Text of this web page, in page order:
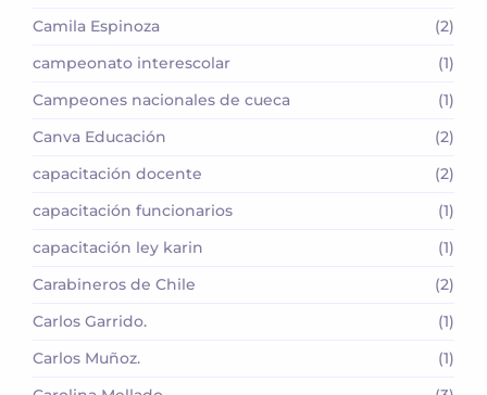
Camila Espinoza
(2)
campeonato interescolar
(1)
Campeones nacionales de cueca
(1)
Canva Educación
(2)
capacitación docente
(2)
capacitación funcionarios
(1)
capacitación ley karin
(1)
Carabineros de Chile
(2)
Carlos Garrido.
(1)
Carlos Muñoz.
(1)